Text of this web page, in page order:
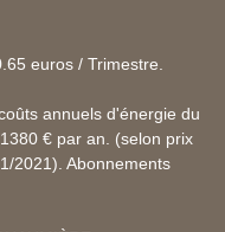
euros / Trimestre.
annuels d'énergie du
€ par an. (selon prix
2021). Abonnements